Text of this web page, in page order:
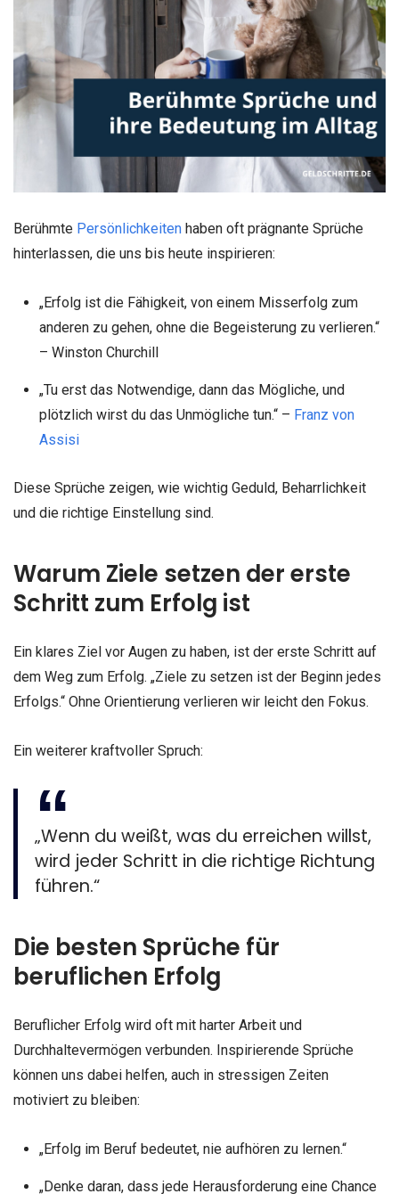
Berühmte Persönlichkeiten haben oft prägnante Sprüche
hinterlassen, die uns bis heute inspirieren:
„Erfolg ist die Fähigkeit, von einem Misserfolg zum
anderen zu gehen, ohne die Begeisterung zu verlieren.“
– Winston Churchill
„Tu erst das Notwendige, dann das Mögliche, und
plötzlich wirst du das Unmögliche tun.“ – Franz von
Assisi
Diese Sprüche zeigen, wie wichtig Geduld, Beharrlichkeit
und die richtige Einstellung sind.
Warum Ziele setzen der erste
Schritt zum Erfolg ist
Ein klares Ziel vor Augen zu haben, ist der erste Schritt auf
dem Weg zum Erfolg. „Ziele zu setzen ist der Beginn jedes
Erfolgs.“ Ohne Orientierung verlieren wir leicht den Fokus.
Ein weiterer kraftvoller Spruch:
„Wenn du weißt, was du erreichen willst,
wird jeder Schritt in die richtige Richtung
führen.“
Die besten Sprüche für
beruflichen Erfolg
Beruflicher Erfolg wird oft mit harter Arbeit und
Durchhaltevermögen verbunden. Inspirierende Sprüche
können uns dabei helfen, auch in stressigen Zeiten
motiviert zu bleiben:
„Erfolg im Beruf bedeutet, nie aufhören zu lernen.“
„Denke daran, dass jede Herausforderung eine Chance